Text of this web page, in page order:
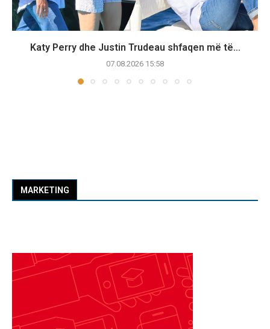
Katy Perry dhe Justin Trudeau shfaqen më të...
07.08.2026 15:58
MARKETING